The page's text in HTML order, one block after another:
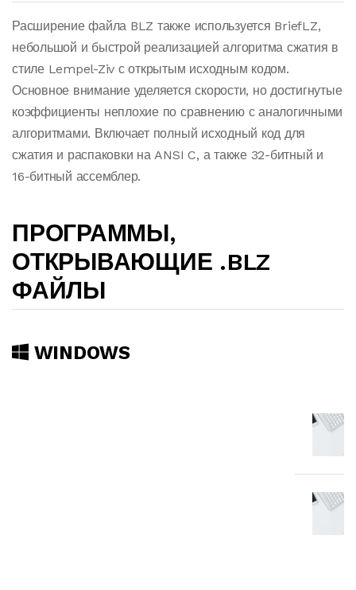
Расширение файла BLZ также используется BriefLZ,
небольшой и быстрой реализацией алгоритма сжатия в
стиле Lempel-Ziv с открытым исходным кодом.
Основное внимание уделяется скорости, но достигнутые
коэффициенты неплохие по сравнению с аналогичными
алгоритмами. Включает полный исходный код для
сжатия и распаковки на ANSI C, а также 32-битный и
16-битный ассемблер.
ПРОГРАММЫ,
ОТКРЫВАЮЩИЕ .BLZ
ФАЙЛЫ
WINDOWS